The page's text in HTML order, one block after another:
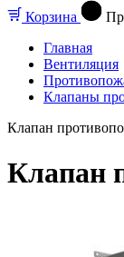
Корзина
Главная
Вентиляция
Клапаны
Клапан
Клапан